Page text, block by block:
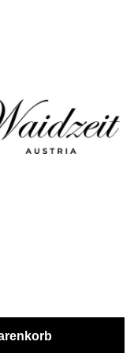
Wert ein